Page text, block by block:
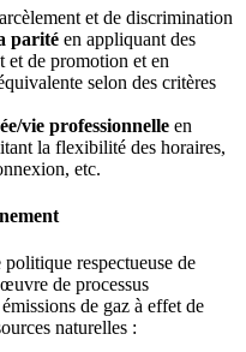
et de discrimination
parité en appliquant des
et de promotion et en
selon des critères
vie professionnelle en
la flexibilité des horaires,
etc.
respectueuse de
de processus
de gaz à effet de
naturelles :